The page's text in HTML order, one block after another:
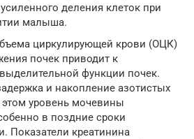
деления клеток при
малыша.
циркулирующей крови (ОЦК)
почек приводит к
функции почек.
и накопление азотистых
уровень мочевины
в поздние сроки
Показатели креатинина